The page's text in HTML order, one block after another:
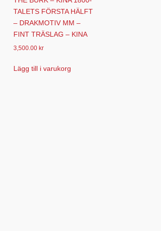
TALETS FÖRSTA HÄLFT
– DRAKMOTIV MM –
FINT TRÄSLAG – KINA
3,500.00kr
Lägg till i varukorg